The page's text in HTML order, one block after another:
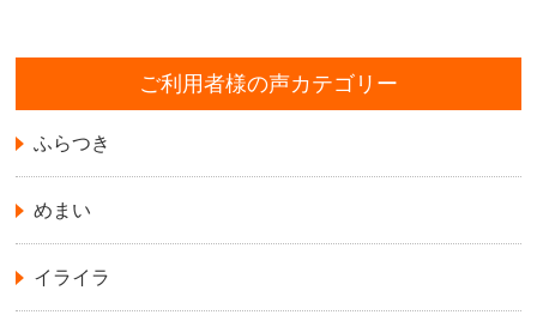
ご利用者様の声カテゴリー
ふらつき
めまい
イライラ